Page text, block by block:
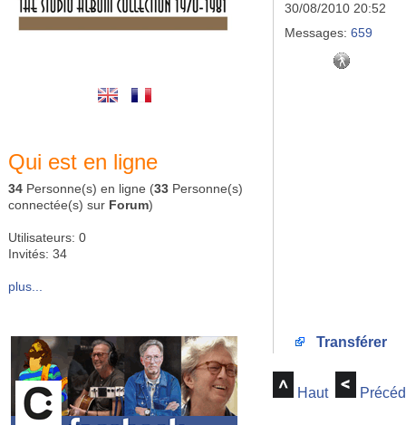
Qui est en ligne
34 Personne(s) en ligne (33 Personne(s)
connectée(s) sur Forum)
Utilisateurs: 0
Invités: 34
plus...
30/08/2010 20:52
Messages: 659
Transférer
Haut